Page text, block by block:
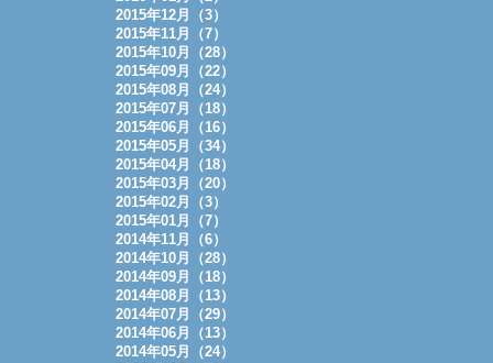
2015年12月（3）
2015年11月（7）
2015年10月（28）
2015年09月（22）
2015年08月（24）
2015年07月（18）
2015年06月（16）
2015年05月（34）
2015年04月（18）
2015年03月（20）
2015年02月（3）
2015年01月（7）
2014年11月（6）
2014年10月（28）
2014年09月（18）
2014年08月（13）
2014年07月（29）
2014年06月（13）
2014年05月（24）